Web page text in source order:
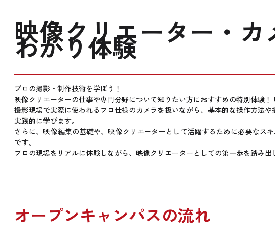
映像クリエーター・
わかり体験
プロの撮影・制作技術を学ぼう！
映像クリエーターの仕事や専門分野について知りたい方におすすめの特別体験
撮影現場で実際に使われるプロ仕様のカメラを扱いながら、基本的な操作方法
実践的に学びます。
さらに、映像編集の基礎や、映像クリエーターとして活躍するために必要なス
です。
プロの現場をリアルに体験しながら、映像クリエーターとしての第一歩を踏み出
オープンキャンパスの流れ